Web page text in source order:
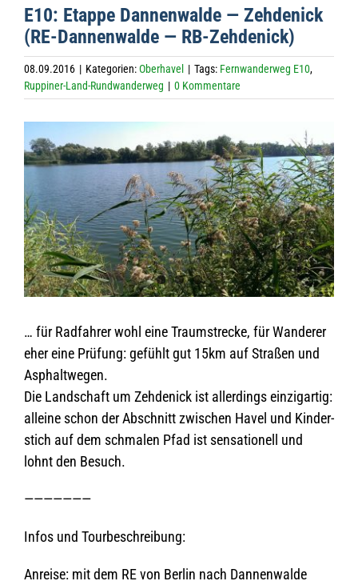
E10: Etappe Dan­nen­walde — Zeh­de­nick
(RE-Dan­nen­walde — RB-Zehdenick)
08.09.2016 | Kategorien:Oberhavel | Tags: Fernwanderweg E10,
Ruppiner-Land-Rundwanderweg | 0 Kommentare
grösseres
… für Rad­fah­rer wohl eine Traum­stre­cke, für Wan­de­rer
eher eine Prü­fung: gefühlt gut 15km auf Stra­ßen und
Asphaltwegen.
Die Land­schaft um Zeh­de­nick ist aller­dings ein­zig­ar­tig:
alleine schon der Abschnitt zwi­schen Havel und Kin­der­
stich auf dem schma­len Pfad ist sen­sa­tio­nell und
lohnt den Besuch.
———————
Infos und Tourbeschreibung:
Anreise: mit dem RE von Ber­lin nach Dannenwalde